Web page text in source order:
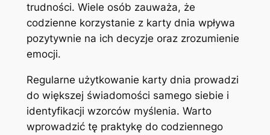
trudności. Wiele osób zauważa, że
codzienne korzystanie z karty dnia wpływa
pozytywnie na ich decyzje oraz zrozumienie
emocji.
Regularne użytkowanie karty dnia prowadzi
do większej świadomości samego siebie i
identyfikacji wzorców myślenia. Warto
wprowadzić tę praktykę do codziennego